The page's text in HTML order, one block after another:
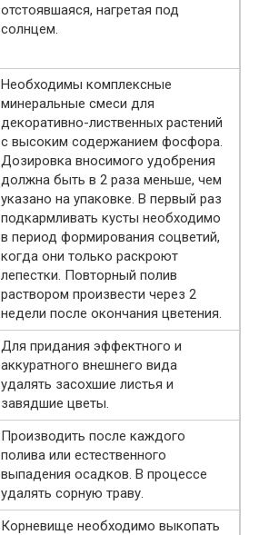
отстоявшаяся, нагретая под
солнцем.
Необходимы комплексные
минеральные смеси для
декоративно-лиственных растений
с высоким содержанием фосфора.
Дозировка вносимого удобрения
должна быть в 2 раза меньше, чем
указано на упаковке. В первый раз
подкармливать кусты необходимо
в период формирования соцветий,
когда они только раскроют
лепестки. Повторный полив
раствором произвести через 2
недели после окончания цветения.
Для придания эффектного и
аккуратного внешнего вида
удалять засохшие листья и
завядшие цветы.
Производить после каждого
полива или естественного
выпадения осадков. В процессе
удалять сорную траву.
Корневище необходимо выкопать